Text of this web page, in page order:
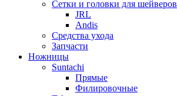
Сетки и головки для шейверов
JRL
Andis
Средства ухода
Запчасти
Ножницы
Suntachi
Прямые
Филировочные